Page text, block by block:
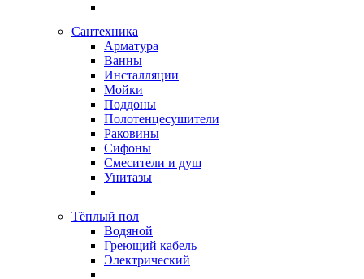
Сантехника
Арматура
Ванны
Инсталляции
Мойки
Поддоны
Полотенцесушители
Раковины
Сифоны
Смесители и душ
Унитазы
Тёплый пол
Водяной
Греющий кабель
Электрический